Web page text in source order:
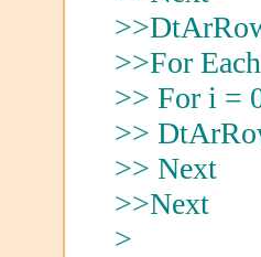
>>For
>> For i =
>>
>> Next
>>Next
>